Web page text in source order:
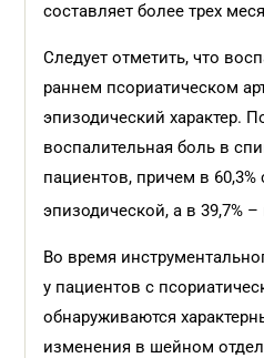
составляет более трех
Следует отметить, что
раннем псориатическом
эпизодический характер.
воспалительная боль в
пациентов, причем в
эпизодической, а в 39,7%
Во время
у пациентов с
обнаруживаются
изменения в шейном